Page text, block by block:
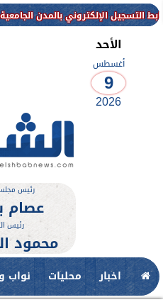
بالمدن الجامعية بجامعة الأزهر
الأحد
أغسطس
9
2026
رئيس مجلس
عصام
رئيس
محمود
اخبار محليات نواب